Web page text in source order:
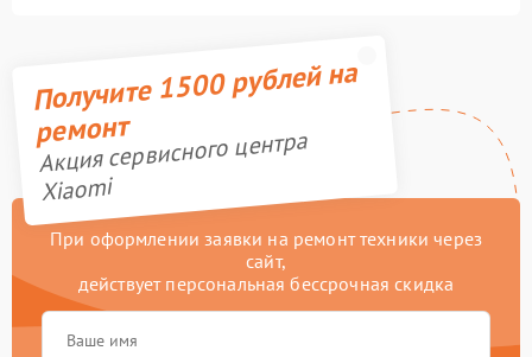
Получите 1500 рублей на
ремонт
Акция сервисного центра
Xiaomi
При оформлении заявки на ремонт техники через
сайт,
действует персональная бессрочная скидка